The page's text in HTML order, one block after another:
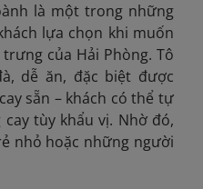
là một trong những
lựa chọn khi muốn
của Hải Phòng. Tô
dễ ăn, đặc biệt được
sẵn – khách có thể tự
tùy khẩu vị. Nhờ đó,
nhỏ hoặc những người